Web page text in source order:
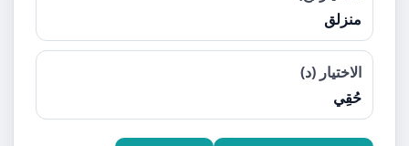
منزلق
الاختيار (د)
حُقِي